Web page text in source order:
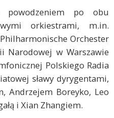
powodzeniem po obu
orkiestrami, m.in.
Orchester
Narodowej w Warszawie
Polskiego Radia
sławy dyrygentami,
Andrzejem Boreyko, Leo
i Xian Zhangiem.